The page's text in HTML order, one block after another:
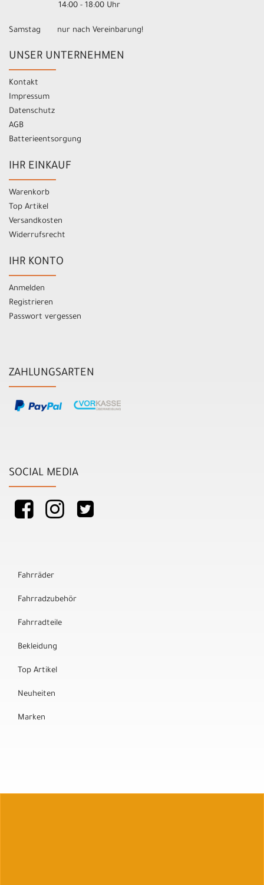
14:00 - 18:00 Uhr
Samstag nur nach Vereinbarung!
UNSER UNTERNEHMEN
Kontakt
Impressum
Datenschutz
AGB
Batterieentsorgung
IHR EINKAUF
Warenkorb
Top Artikel
Versandkosten
Widerrufsrecht
IHR KONTO
Anmelden
Registrieren
Passwort vergessen
ZAHLUNGSARTEN
SOCIAL MEDIA
Fahrräder
Fahrradzubehör
Fahrradteile
Bekleidung
Top Artikel
Neuheiten
Marken